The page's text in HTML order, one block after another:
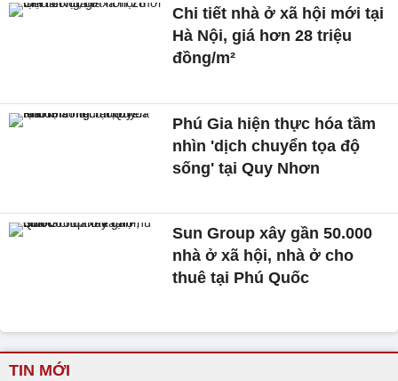
Chi tiết nhà ở xã hội mới tại
Hà Nội, giá hơn 28 triệu
đồng/m²
Phú Gia hiện thực hóa tầm
nhìn 'dịch chuyển tọa độ
sống' tại Quy Nhơn
Sun Group xây gần 50.000
nhà ở xã hội, nhà ở cho
thuê tại Phú Quốc
TIN MỚI